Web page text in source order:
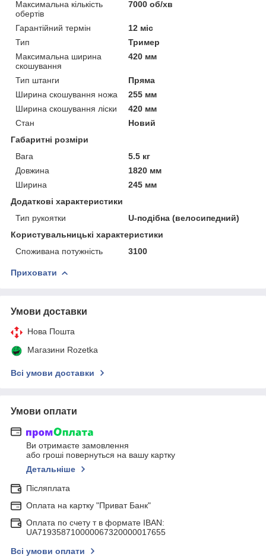
Максимальна кількість
обертів
7000 об/хв
Гарантійний термін
12 міс
Тип
Тример
Максимальна ширина
скошування
420 мм
Тип штанги
Пряма
Ширина скошування ножа
255 мм
Ширина скошування ліски
420 мм
Стан
Новий
Габаритні розміри
Вага
5.5 кг
Довжина
1820 мм
Ширина
245 мм
Додаткові характеристики
Тип рукоятки
U-подібна (велосипедний)
Користувальницькі характеристики
Споживана потужність
3100
Приховати
Умови доставки
Нова Пошта
Магазини Rozetka
Всі умови доставки
Умови оплати
Ви отримаєте замовлення
або гроші повернуться на вашу картку
Детальніше
Післяплата
Оплата на картку "Приват Банк"
Оплата по счету т в формате IBAN:
UA719358710000067320000017655
Всі умови оплати